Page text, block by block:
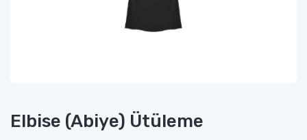
Elbise (Abiye) Ütüleme